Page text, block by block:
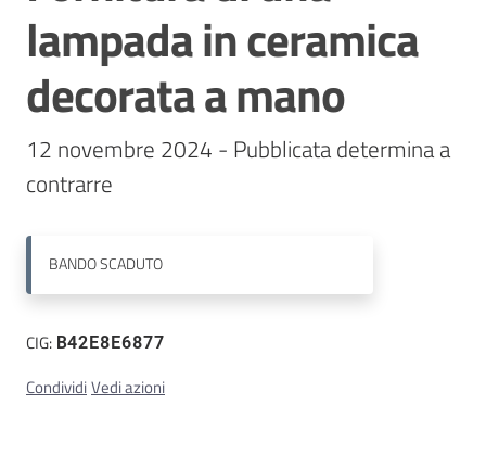
appaltanti
Contatti
lampada in ceramica
decorata a mano
12 novembre 2024 - Pubblicata determina a
contrarre
BANDOSCADUTO
CIG: B42E8E6877
CondividiVedi azioni